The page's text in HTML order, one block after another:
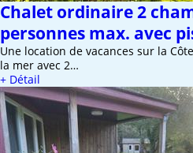
Chalet ordinaire 2
personnes max. avec
Une location de vacances sur la
la mer avec 2…
+ Détail